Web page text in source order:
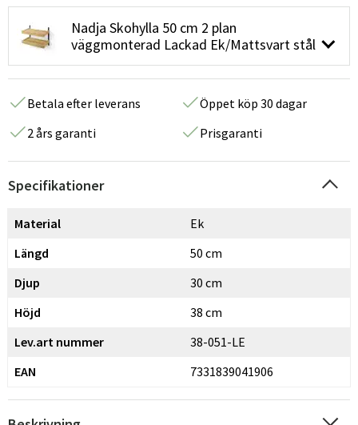
Nadja Skohylla 50 cm 2 plan
väggmonterad Lackad Ek/Mattsvart stål
Betala efter leverans
Öppet köp 30 dagar
2 års garanti
Prisgaranti
Specifikationer
Material
Ek
Längd
50 cm
Djup
30 cm
Höjd
38 cm
Lev.art nummer
38-051-LE
EAN
7331839041906